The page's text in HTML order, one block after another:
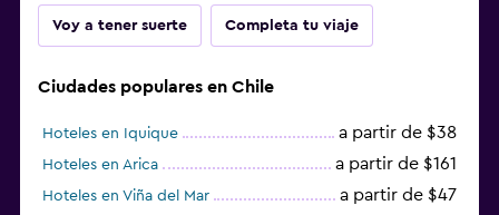
Voy a tener suerte Completa tu viaje
Ciudades populares en Chile
Hoteles en Iquique a partir de $38
Hoteles en Arica a partir de $161
Hoteles en Viña del Mar a partir de $47